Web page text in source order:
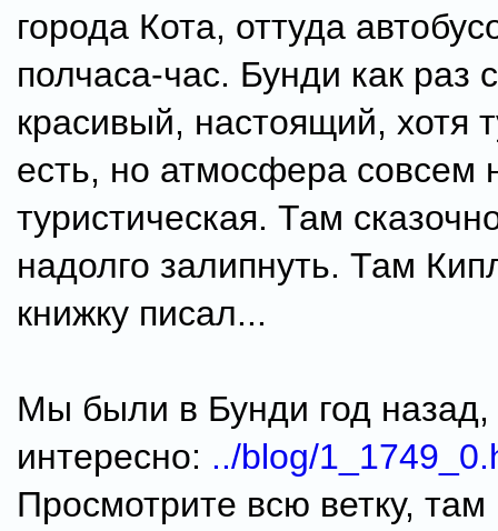
города Кота, оттуда
полчаса-час. Бунди как раз
красивый, настоящий, хотя
есть, но атмосфера совсем
туристическая. Там
надолго залипнуть. Там
книжку писал...
Мы были в Бунди год назад,
интересно: ../blog/
Просмотрите всю ветку, там